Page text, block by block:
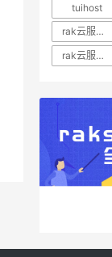
tuihost
rak云服务器价格
rak云服务器评测